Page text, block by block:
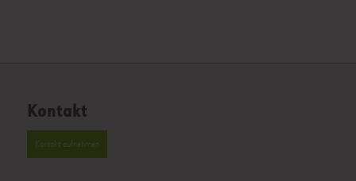
Kontakt
Kontakt aufnehmen